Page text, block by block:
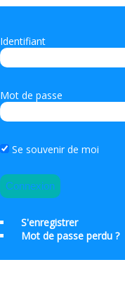
Identifiant
Mot de passe
Se souvenir de moi
S'enregistrer
Mot de passe perdu ?